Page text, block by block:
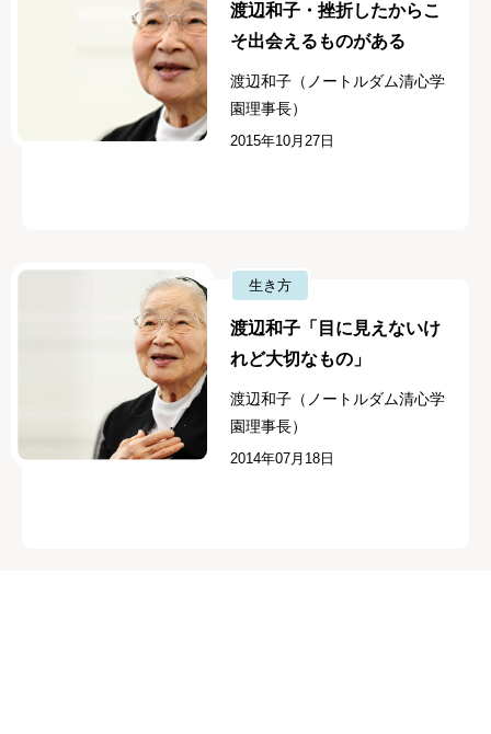
渡辺和子・挫折したからこ
そ出会えるものがある
渡辺和子（ノートルダム清心学
園理事長）
2015年10月27日
生き方
渡辺和子「目に見えないけ
れど大切なもの」
渡辺和子（ノートルダム清心学
園理事長）
2014年07月18日